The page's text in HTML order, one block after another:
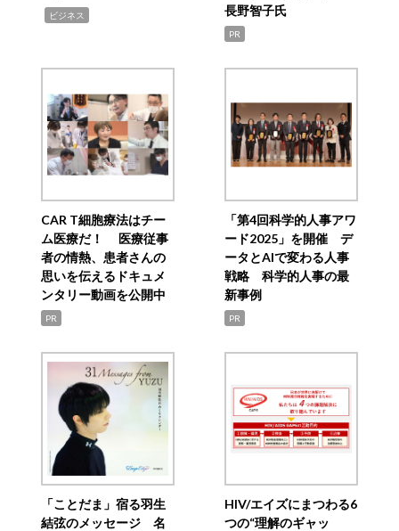
ビジネス
長野智子氏
PR
CAR T細胞療法はチー
ム医療だ！ 医療従事
者の情熱、患者さんの
思いを伝えるドキュメ
ンタリー動画を公開中
PR
「第4回科学的人事アワ
ード2025」を開催 デ
ータとAIで変わる人事
戦略 科学的人事の最
新事例
PR
「ことだま」宿る羽生
結弦のメッセージ 名
HIV/エイズにまつわる6
つの“理解のギャッ